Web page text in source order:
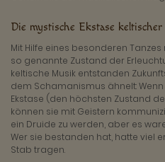
Die mystische Ekstase
Mit Hilfe eines besonderen
so genannte Zustand der
keltische Musik entstanden
dem Schamanismus ähnelt:
Ekstase (den höchsten Zustand
können sie mit Geistern
ein Druide zu werden, aber es
Wer sie bestanden hat, hatte viel
Stab tragen.